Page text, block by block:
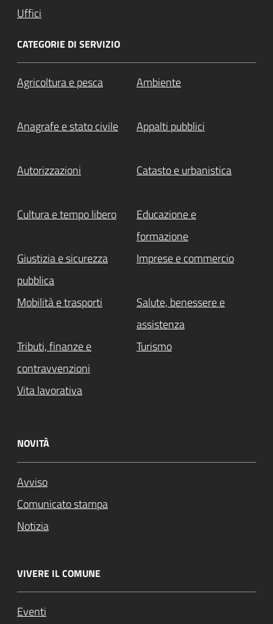
Uffici
CATEGORIE DI SERVIZIO
Agricoltura e pesca Ambiente
Anagrafe e stato civile Appalti pubblici
Autorizzazioni Catasto e urbanistica
Cultura e tempo libero
Educazione e
formazione
Giustizia e sicurezza
pubblica
Imprese e commercio
Mobilità e trasporti
Salute, benessere e
assistenza
Tributi, finanze e
contravvenzioni
Turismo
Vita lavorativa
NOVITÀ
Avviso
Comunicato stampa
Notizia
VIVERE IL COMUNE
Eventi